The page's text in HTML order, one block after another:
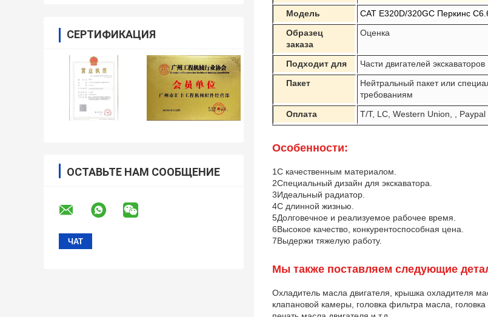
СЕРТИФИКАЦИЯ
ОСТАВЬТЕ НАМ СООБЩЕНИЕ
Модель
CAT E320D/320GC Перкинс
Образец
заказа
Оценка
Подходит для
Части двигателей экскаваторов
Пакет
Нейтральный пакет или
требованиям
Оплата
T/T, LC, Western Union, , Paypal
Особенности:
1С качественным материалом.
2Специальный дизайн для экскаватора.
3Идеальный радиатор.
4С длинной жизнью.
5Долговечное и реализуемое рабочее время.
6Высокое качество, конкурентоспособная цена.
7Выдержи тяжелую работу.
Мы также поставляем следующие
Охладитель масла двигателя, крышка охладителя
клапановой камеры, головка фильтра масла,